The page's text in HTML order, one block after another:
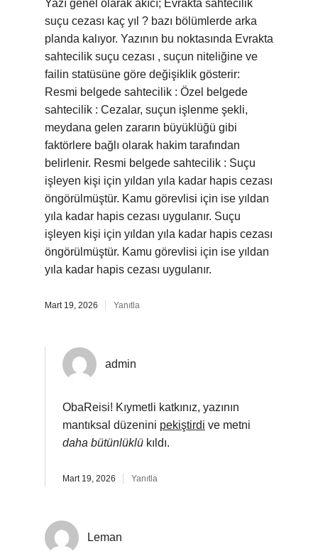
Yazı genel olarak akıcı; Evrakta sahtecilik
suçu cezası kaç yıl ? bazı bölümlerde arka
planda kalıyor. Yazının bu noktasında Evrakta
sahtecilik suçu cezası , suçun niteliğine ve
failin statüsüne göre değişiklik gösterir:
Resmi belgede sahtecilik : Özel belgede
sahtecilik : Cezalar, suçun işlenme şekli,
meydana gelen zararın büyüklüğü gibi
faktörlere bağlı olarak hakim tarafından
belirlenir. Resmi belgede sahtecilik : Suçu
işleyen kişi için yıldan yıla kadar hapis cezası
öngörülmüştür. Kamu görevlisi için ise yıldan
yıla kadar hapis cezası uygulanır. Suçu
işleyen kişi için yıldan yıla kadar hapis cezası
öngörülmüştür. Kamu görevlisi için ise yıldan
yıla kadar hapis cezası uygulanır.
Mart 19, 2026 Yanıtla
admin
ObaReisi! Kıymetli katkınız, yazının
mantıksal düzenini pekiştirdi ve metni
daha bütünlüklü kıldı.
Mart 19, 2026 Yanıtla
Leman